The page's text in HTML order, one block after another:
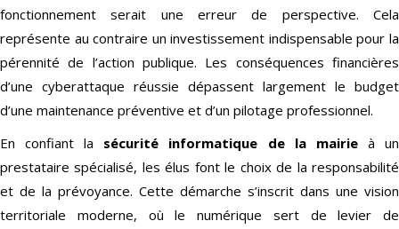
fonctionnement serait une erreur de perspective. Cela
représente au contraire un investissement indispensable pour la
pérennité de l’action publique. Les conséquences financières
d’une cyberattaque réussie dépassent largement le budget
d’une maintenance préventive et d’un pilotage professionnel.
En confiant la sécurité informatique de la mairieà un
prestataire spécialisé, les élus font le choix de la responsabilité
et de la prévoyance. Cette démarche s’inscrit dans une vision
territoriale moderne, où le numérique sert de levier de